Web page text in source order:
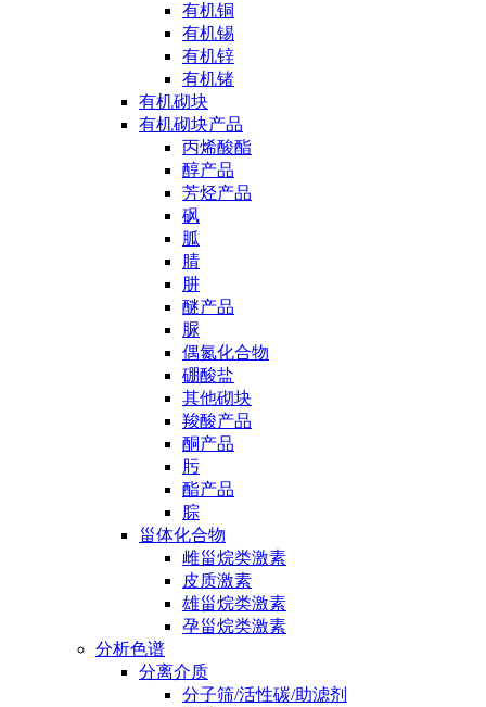
有机铜
有机锡
有机锌
有机锗
有机砌块
有机砌块产品
丙烯酸酯
醇产品
芳烃产品
砜
胍
腈
肼
醚产品
脲
偶氮化合物
硼酸盐
其他砌块
羧酸产品
酮产品
肟
酯产品
腙
甾体化合物
雌甾烷类激素
皮质激素
雄甾烷类激素
孕甾烷类激素
分析色谱
分离介质
分子筛/活性碳/助滤剂